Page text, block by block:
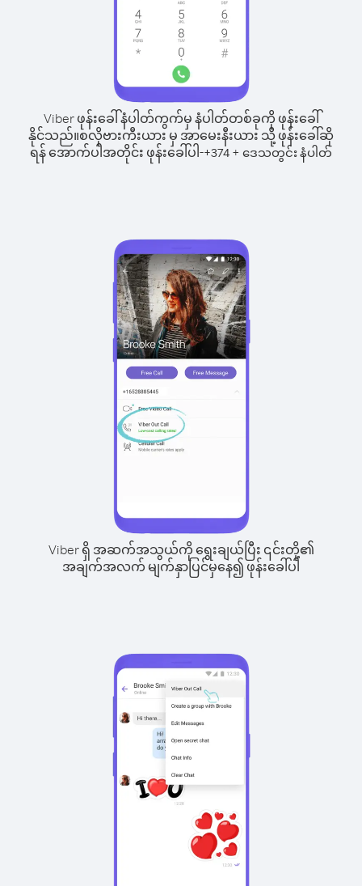
Viber ဖုန်းခေါ်နံပါတ်ကွက်မှ နံပါတ်တစ်ခုကို ဖုန်းခေါ်
နိုင်သည်။စလိုဗားကီးယား မှ အာမေးနီးယား သို့ ဖုန်းခေါ်ဆို
ရန် အောက်ပါအတိုင်း ဖုန်းခေါ်ပါ-+374 + ဒေသတွင်း နံပါတ်
Viber ရှိ အဆက်အသွယ်ကို ရွေးချယ်ပြီး ၎င်းတို့၏
အချက်အလက် မျက်နှာပြင်မှနေ၍ ဖုန်းခေါ်ပါ